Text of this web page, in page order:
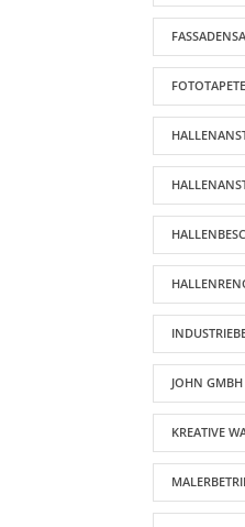
JOHN
KREATIVE